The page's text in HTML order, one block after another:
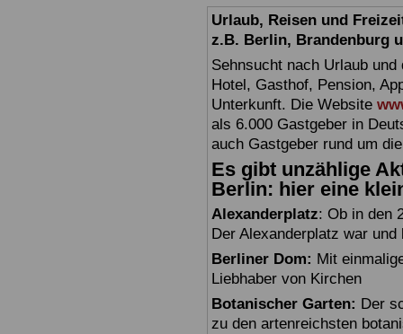
Urlaub, Reisen und
z.B. Berlin, Brandenburg
Sehnsucht nach Urlaub
Hotel, Gasthof, Pension,
Unterkunft. Die Website
als 6.000 Gastgeber in
auch Gastgeber rund um
Es gibt unzählige
Berlin: hier eine
Alexanderplatz: Ob in den
Der Alexanderplatz war
Berliner Dom: Mit
Liebhaber von Kirchen
Botanischer Garten: Der
zu den artenreichsten